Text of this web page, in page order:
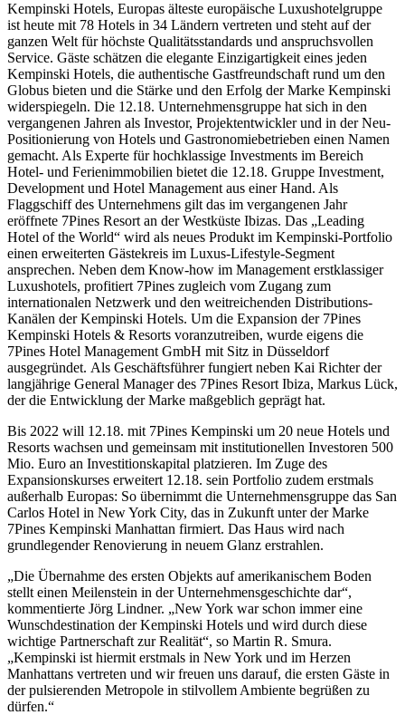
Kempinski Hotels, Europas älteste europäische Luxushotelgruppe
ist heute mit 78 Hotels in 34 Ländern vertreten und steht auf der
ganzen Welt für höchste Qualitätsstandards und anspruchsvollen
Service. Gäste schätzen die elegante Einzigartigkeit eines jeden
Kempinski Hotels, die authentische Gastfreundschaft rund um den
Globus bieten und die Stärke und den Erfolg der Marke Kempinski
widerspiegeln. Die 12.18. Unternehmensgruppe hat sich in den
vergangenen Jahren als Investor, Projektentwickler und in der Neu-
Positionierung von Hotels und Gastronomiebetrieben einen Namen
gemacht. Als Experte für hochklassige Investments im Bereich
Hotel- und Ferienimmobilien bietet die 12.18. Gruppe Investment,
Development und Hotel Management aus einer Hand. Als
Flaggschiff des Unternehmens gilt das im vergangenen Jahr
eröffnete 7Pines Resort an der Westküste Ibizas. Das „Leading
Hotel of the World“ wird als neues Produkt im Kempinski-Portfolio
einen erweiterten Gästekreis im Luxus-Lifestyle-Segment
ansprechen. Neben dem Know-how im Management erstklassiger
Luxushotels, profitiert 7Pines zugleich vom Zugang zum
internationalen Netzwerk und den weitreichenden Distributions-
Kanälen der Kempinski Hotels. Um die Expansion der 7Pines
Kempinski Hotels & Resorts voranzutreiben, wurde eigens die
7Pines Hotel Management GmbH mit Sitz in Düsseldorf
ausgegründet. Als Geschäftsführer fungiert neben Kai Richter der
langjährige General Manager des 7Pines Resort Ibiza, Markus Lück,
der die Entwicklung der Marke maßgeblich geprägt hat.
Bis 2022 will 12.18. mit 7Pines Kempinski um 20 neue Hotels und
Resorts wachsen und gemeinsam mit institutionellen Investoren 500
Mio. Euro an Investitionskapital platzieren. Im Zuge des
Expansionskurses erweitert 12.18. sein Portfolio zudem erstmals
außerhalb Europas: So übernimmt die Unternehmensgruppe das San
Carlos Hotel in New York City, das in Zukunft unter der Marke
7Pines Kempinski Manhattan firmiert. Das Haus wird nach
grundlegender Renovierung in neuem Glanz erstrahlen.
„Die Übernahme des ersten Objekts auf amerikanischem Boden
stellt einen Meilenstein in der Unternehmensgeschichte dar“,
kommentierte Jörg Lindner. „New York war schon immer eine
Wunschdestination der Kempinski Hotels und wird durch diese
wichtige Partnerschaft zur Realität“, so Martin R. Smura.
„Kempinski ist hiermit erstmals in New York und im Herzen
Manhattans vertreten und wir freuen uns darauf, die ersten Gäste in
der pulsierenden Metropole in stilvollem Ambiente begrüßen zu
dürfen.“